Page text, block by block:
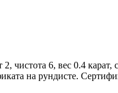
чистота 6, вес 0.4
на рундисте.